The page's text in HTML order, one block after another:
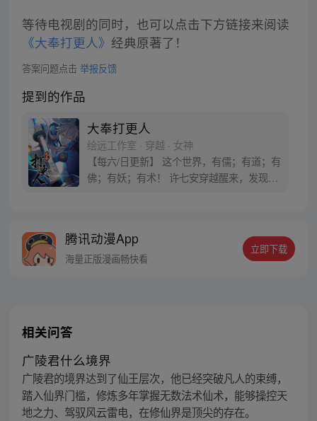
等待电视剧的同时，也可以点击下方链接来阅读
《大奉打更人》 经典原著了！
答案问题点击 举报反馈
提到的作品
大奉打更人
绘远工作室 · 穿越 · 女神
【每六/日更新】 这个世界，有儒；有道；有
佛；有妖；有术！ 许七安穿越醒来，发现自
者卖报小郎君同名小说 QQ群号：
799493374
腾讯动漫App
海量正版漫画畅快看
立即下载
相关问答
广陵君什么境界
广陵君的境界达到了仙王层次，他已经突破凡人的束缚，
踏入仙界门槛，修炼多年掌握无数法术仙术，能够操控天
地之力、驾驭风云雷电，在修仙界是顶尖的存在。